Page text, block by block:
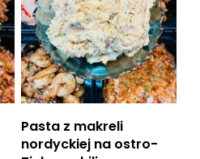
Dodaj do koszyka
Pasta z makreli
nordyckiej na ostro-